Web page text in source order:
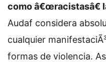
como â€œracistasâ€
Audaf considera
cualquier
formas de violencia.